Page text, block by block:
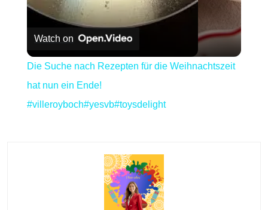
Watch on
Die Suche nach Rezepten für die Weihnachtszeit
hat nun ein Ende!
#villeroyboch#yesvb#toysdelight